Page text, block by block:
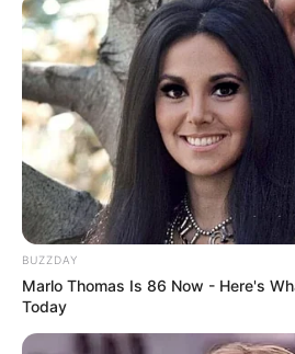
BUZZDAY
Marlo Thomas Is 86 Now - Here's
Today